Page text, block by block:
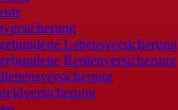
Lebensversicherung
Rentenversicherung